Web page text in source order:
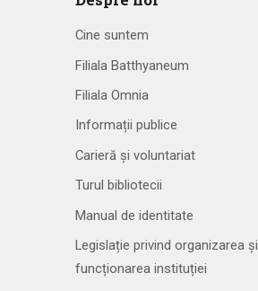
Cine suntem
Filiala Batthyaneum
Filiala Omnia
Informații publice
Carieră și voluntariat
Turul bibliotecii
Manual de identitate
Legislație privind organizarea și
funcționarea instituției